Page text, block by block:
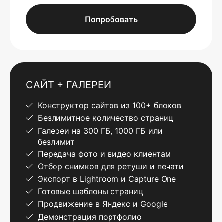
Попробовать
САЙТ + ГАЛЕРЕИ
Конструктор сайтов из 100+ блоков
Безлимитное количество страниц
Галереи на 300 ГБ, 1000 ГБ или
безлимит
Передача фото и видео клиентам
Отбор снимков для ретуши и печати
Экспорт в Lightroom и Capture One
Готовые шаблоны страниц
Продвижение в Яндекс и Google
Демонстрация портфолио